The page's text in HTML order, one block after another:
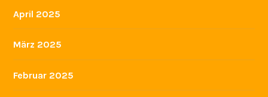
April 2025
März 2025
Februar 2025